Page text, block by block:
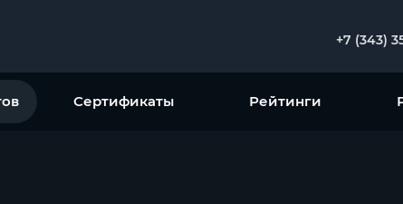
+7 (343)
Сертификаты Рейтинги